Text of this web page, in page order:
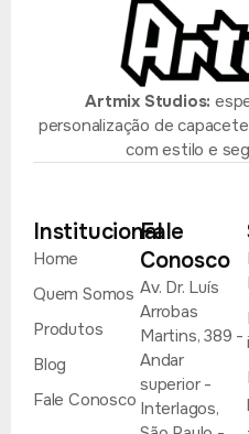
Artmix Studios:
personalização de
com estilo e
Institucional
Home
Quem Somos
Produtos
Blog
Fale Conosco
Fale
Conosco
Av. Dr. Luís
Arrobas
Martins, 389 -
Andar
superior -
Interlagos,